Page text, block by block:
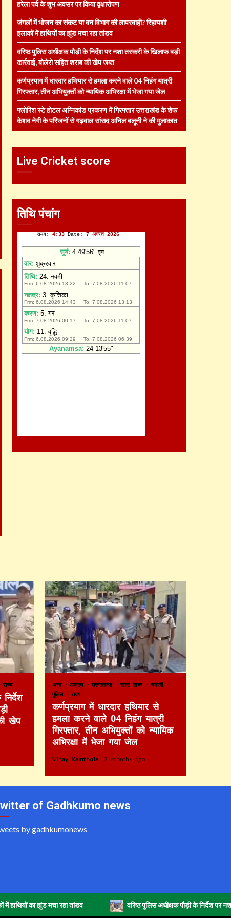
हरेला पर्व के शुभ अवसर पर किया वृक्षारोपण
जंगलों में भोजन का संकट या वन विभाग की लापरवाही? रिहायशी
इलाकों में हाथियों का झुंड मचा रहा तांडव
वरिष्ठ पुलिस अधीक्षक पौड़ी के निर्देश पर नशा तस्करी के खिलाफ बड़ी
कार्रवाई, बोलेरो सहित शराब की खेप जब्त
कर्णप्रयाग में धारदार हथियार से हमला करने वाले 04 निहंग यात्री
गिरफ्तार, तीन अभियुक्तों को न्यायिक अभिरक्षा में भेजा गया जेल
फ्लोरिश स्टे होटल अग्निकांड प्रकरण में गिरफ्तार उत्तराखंड के शेफ
केशव नेगी के परिजनों से गढ़वाल सांसद अनिल बलूनी ने की मुलाकात
Live Cricket score
तिथि पंचांग
राज्य
खेप
अन्य अपराध उत्तराखण्ड खास खबर
चमोली
पुलिस
राज्य
कर्णप्रयाग में धारदार हथियार से
हमला करने वाले 04 निहंग यात्री
गिरफ्तार, तीन अभियुक्तों को न्यायिक
अभिरक्षा में भेजा गया जेल
Vinay Kainthola 2 months ago
of Gadhkumo news
by gadhkumonews
का झुंड मचा रहा तांडव वरिष्ठ पुलिस अधीक्षक पौड़ी के निर्देश पर नशा